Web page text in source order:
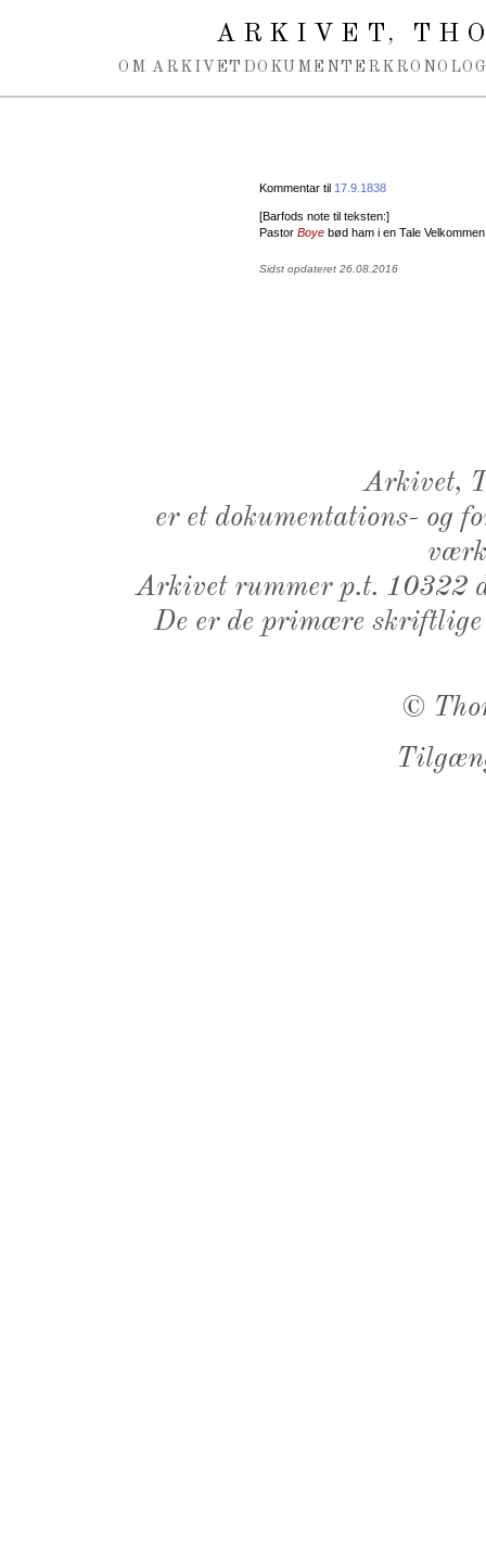
ARKIVET,
OM ARKIVET DOKUMENTER
Kommentar til 17.9.1838
[Barfods note til teksten:]
Pastor Boye bød ham i en Tale
Sidst opdateret 26.08.2016
Arkivet,
er et dokumentations- og
Arkivet rummer p.t. 10322
De er de primære
©